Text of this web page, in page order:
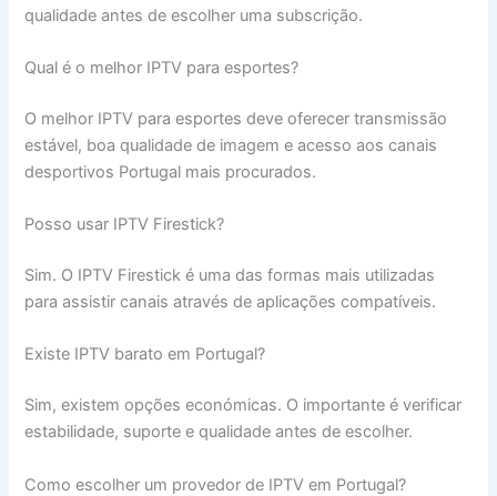
qualidade antes de escolher uma subscrição.
Qual é o melhor IPTV para esportes?
O melhor IPTV para esportes deve oferecer transmissão
estável, boa qualidade de imagem e acesso aos canais
desportivos Portugal mais procurados.
Posso usar IPTV Firestick?
Sim. O IPTV Firestick é uma das formas mais utilizadas
para assistir canais através de aplicações compatíveis.
Existe IPTV barato em Portugal?
Sim, existem opções económicas. O importante é verificar
estabilidade, suporte e qualidade antes de escolher.
Como escolher um provedor de IPTV em Portugal?